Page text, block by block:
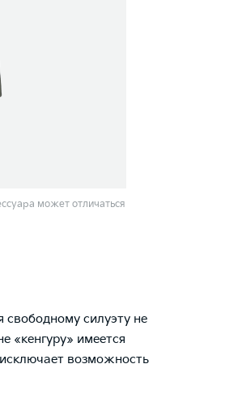
может отличаться
силуэту не
«кенгуру» имеется
возможность